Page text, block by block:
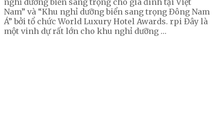
nghỉ dưỡng biển sang trọng cho gia đình tại Việt
Nam” và “Khu nghỉ dưỡng biển sang trọng Đông Nam
Á” bởi tổ chức World Luxury Hotel Awards. rpi Đây là
một vinh dự rất lớn cho khu nghỉ dưỡng …